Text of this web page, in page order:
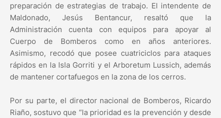
preparación de estrategias de trabajo. El intendente de
Maldonado, Jesús Bentancur, resaltó que la
Administración cuenta con equipos para apoyar al
Cuerpo de Bomberos como en años anteriores.
Asimismo, recodó que posee cuatriciclos para ataques
rápidos en la Isla Gorriti y el Arboretum Lussich, además
de mantener cortafuegos en la zona de los cerros.
Por su parte, el director nacional de Bomberos, Ricardo
Riaño, sostuvo que “la prioridad es la prevención y desde